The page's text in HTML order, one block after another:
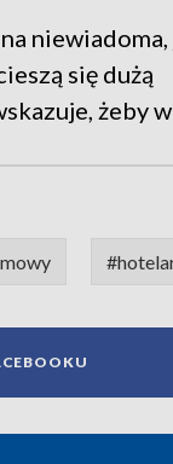
się dużą
żeby